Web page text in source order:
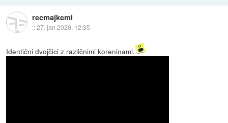
recmajkemi
::27. jan 2020, 12:35
Identični dvojčici z različnimi koreninami.